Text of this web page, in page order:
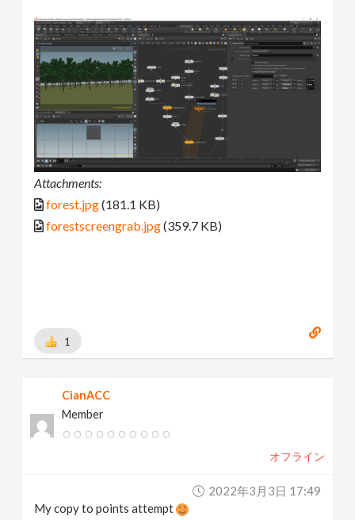
Attachments:
forest.jpg(181.1 KB)
forestscreengrab.jpg(359.7 KB)
1
CianACC
Member
オフライン
2022年3月3日 17:49
My copy to points attempt